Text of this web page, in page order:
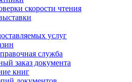
скорости чтения
услуг
служба
заказ документа
книг